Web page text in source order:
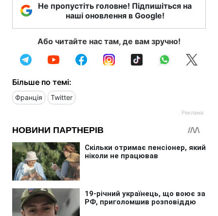
Не пропустіть головне! Підпишіться на
наші оновлення в Google!
Або читайте нас там, де вам зручно!
Більше по темі:
Франція Twitter